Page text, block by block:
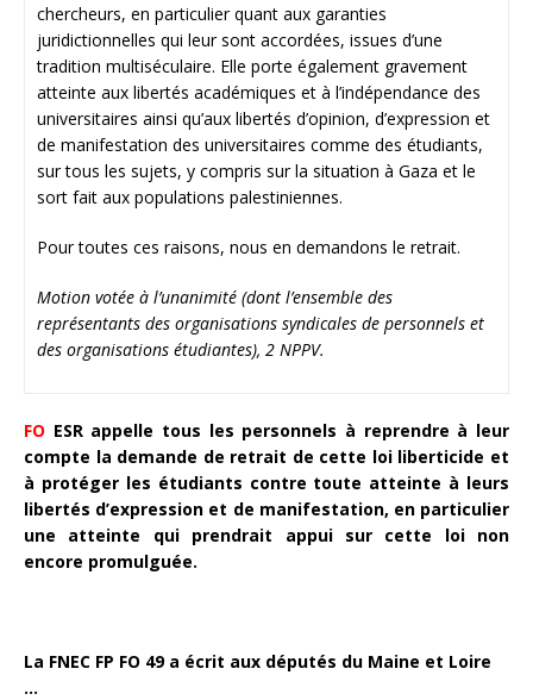
chercheurs, en particulier quant aux garanties
juridictionnelles qui leur sont accordées, issues d’une
tradition multiséculaire. Elle porte également gravement
atteinte aux libertés académiques et à l’indépendance des
universitaires ainsi qu’aux libertés d’opinion, d’expression et
de manifestation des universitaires comme des étudiants,
sur tous les sujets, y compris sur la situation à Gaza et le
sort fait aux populations palestiniennes.
Pour toutes ces raisons, nous en demandons le retrait.
Motion votée à l’unanimité (dont l’ensemble des
représentants des organisations syndicales de personnels et
des organisations étudiantes), 2 NPPV.
FO ESR appelle tous les personnels à reprendre à leur
compte la demande de retrait de cette loi liberticide et
à protéger les étudiants contre toute atteinte à leurs
libertés d’expression et de manifestation, en particulier
une atteinte qui prendrait appui sur cette loi non
encore promulguée.
La FNEC FP FO 49 a écrit aux députés du Maine et Loire
…